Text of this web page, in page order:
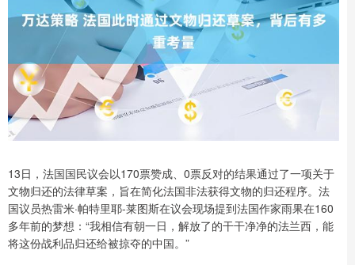
13日，法国国民议会以170票赞成、0票反对的结果通过了一项关于
文物归还的法律草案，旨在简化法国非法获得文物的归还程序。法
国议员热雷米·帕特里耶-莱图斯在议会现场提到法国作家雨果在160
多年前的梦想：“我相信有朝一日，解放了的干干净净的法兰西，能
将这份战利品归还给被掠夺的中国。”